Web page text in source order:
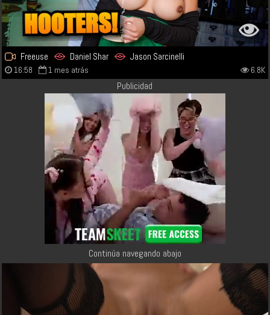
Freeuse Daniel Shar Jason Sarcinelli
16:58 1 mes atrás 6.8K
Publicidad
Continúa navegando abajo